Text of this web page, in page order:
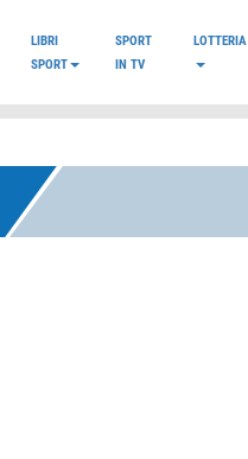
LIBRI
SPORT
SPORT
IN TV
LOTTERIA